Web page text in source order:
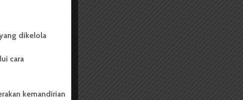
dikelola
cara
kemandirian